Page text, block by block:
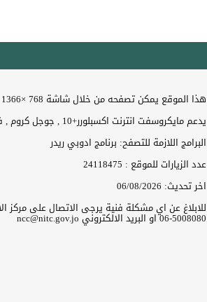
هذا الموقع يمكن تصفحه من خلال شاشة 768 ×1366
يدعم مايكروسفت انترنت اكسبلورر+10 , جوجل كروم , فاير بوكس , سفاري
البرامج اللازمة للتصفح: برنامج ادوبي ريدر
عدد الزيارات للموقع : 24118475
اخر تحديث: 06/08/2026
للابلاغ عن اي مشكلة فنية يرجى الاتصال على مركز
5008080-06 او البريد الالكتروني ncc@nitc.gov.jo